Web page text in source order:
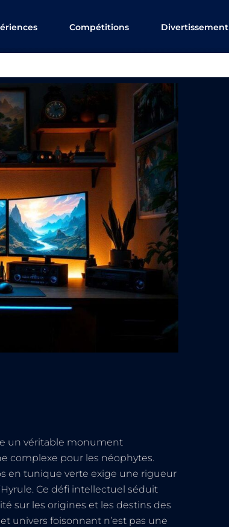
Compétitions Divertissement
un véritable monument
complexe pour les néophytes.
en tunique verte exige une rigueur
Ce défi intellectuel séduit
sur les origines et les destins des
univers foisonnant n’est pas une